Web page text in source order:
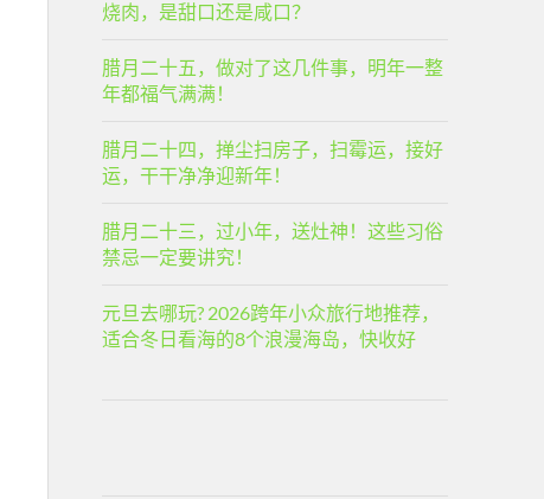
烧肉，是甜口还是咸口？
腊月二十五，做对了这几件事，明年一整
年都福气满满！
腊月二十四，掸尘扫房子，扫霉运，接好
运，干干净净迎新年！
腊月二十三，过小年，送灶神！这些习俗
禁忌一定要讲究！
元旦去哪玩? 2026跨年小众旅行地推荐，
适合冬日看海的8个浪漫海岛，快收好